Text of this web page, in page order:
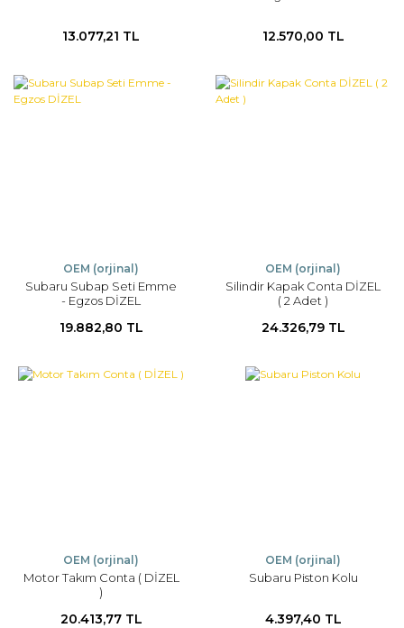
13.077,21 TL 12.570,00 TL
OEM (orjinal)
Subaru Subap Seti Emme
- Egzos DİZEL
19.882,80 TL
OEM (orjinal)
Silindir Kapak Conta DİZEL
( 2 Adet )
24.326,79 TL
OEM (orjinal)
Motor Takım Conta ( DİZEL
)
20.413,77 TL
OEM (orjinal)
Subaru Piston Kolu
4.397,40 TL